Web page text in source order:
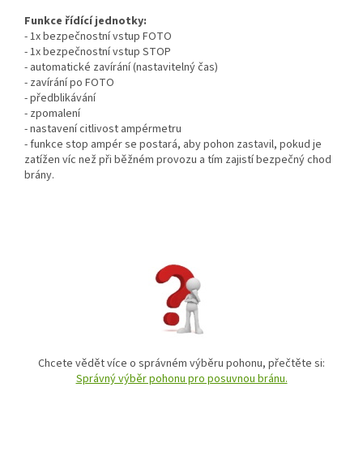
Funkce řídící jednotky:
- 1x bezpečnostní vstup FOTO
- 1x bezpečnostní vstup STOP
- automatické zavírání (nastavitelný čas)
- zavírání po FOTO
- předblikávání
- zpomalení
- nastavení citlivost ampérmetru
- funkce stop ampér se postará, aby pohon zastavil, pokud je
zatížen víc než při běžném provozu a tím zajistí bezpečný chod
brány.
Chcete vědět více o správném výběru pohonu, přečtěte si:
Správný výběr pohonu pro posuvnou bránu.